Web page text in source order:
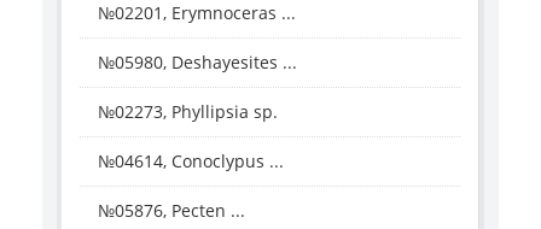
№02201, Erymnoceras ...
№05980, Deshayesites ...
№02273, Phyllipsia sp.
№04614, Conoclypus ...
№05876, Pecten ...